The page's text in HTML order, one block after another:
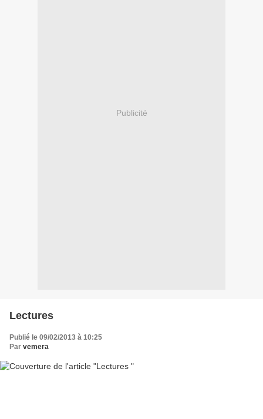
Publicité
Lectures
Publié le 09/02/2013 à 10:25
Par vemera